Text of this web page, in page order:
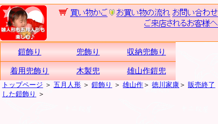
鎧飾り 兜飾り 収納兜飾り
着用兜飾り 木製兜 雄山作鎧兜
トップページ ＞五月人形 ＞鎧飾り ＞雄山作＞徳川家康＞ 販売終了
した鎧飾り
＞